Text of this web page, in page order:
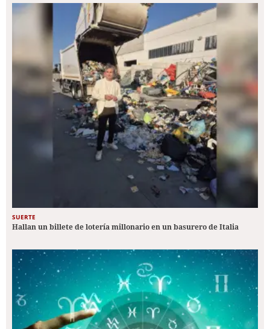
SUERTE
Hallan un billete de lotería millonario en un basurero de Italia